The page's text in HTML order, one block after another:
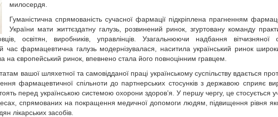
милосердя.
Гуманістична спрямованість сучасної фармації підкріплена прагненням
України мати життєздатну галузь, розвинений ринок, згуртовану команду
освітян, виробників, управлінців. Узагальнююч­и надбання
час фармацевтична галузь модернізувалася, наситила український ринок
на європейський ринок, впевнено стала його повноцінним гравцем.
вашої шляхетної та самовідданої праці українському суспільству вдається
фармацевтичної спільноти до партнерських стосунків з державою сприяє
перед українською системою охорони здоров’я. У першу чергу, це стосується
спрямованих на покращення медичної допомоги людям, підвищення рівня
лікарських засобів.